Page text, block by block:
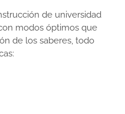
de universidad
modos óptimos que
de los saberes, todo